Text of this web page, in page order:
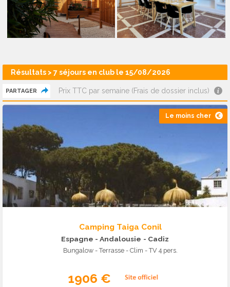
Résultats > 7 séjours en club le 15/08/2026
PARTAGER Prix TTC par semaine (Frais de dossier inclus)
Le moins cher
Camping Taiga Conil
Espagne - Andalousie - Cadiz
Bungalow - Terrasse - Clim - TV 4 pers.
1906 €